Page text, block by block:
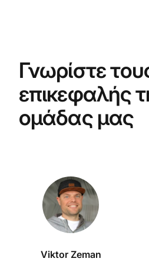
Γνωρίστε
επικεφαλής
ομάδας μας
Viktor Zeman